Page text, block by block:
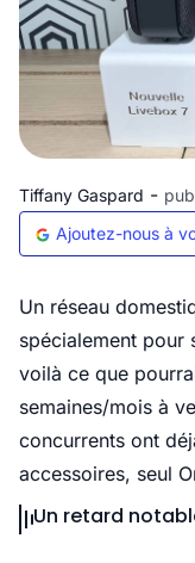
Tiffany Gaspard -
Ajoutez-nous à
Un réseau
spécialement pour
voilà ce que
semaines/mois à
concurrents ont
accessoires, seul
Un retard